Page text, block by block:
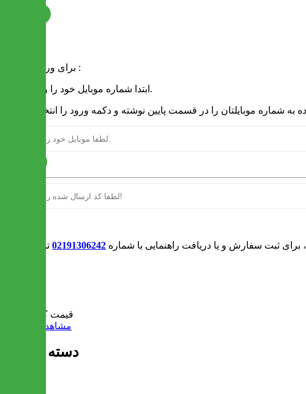
برای ورود به سایت :
1 - ابتدا شماره موبایل خود را وارد کنید.
برای ثبت سفارش و یا دریافت راهنمایی با شماره 02191306242 تماس بگیرید
قیمت کل:
مشاهده سبد خرید
دسته بندی ها